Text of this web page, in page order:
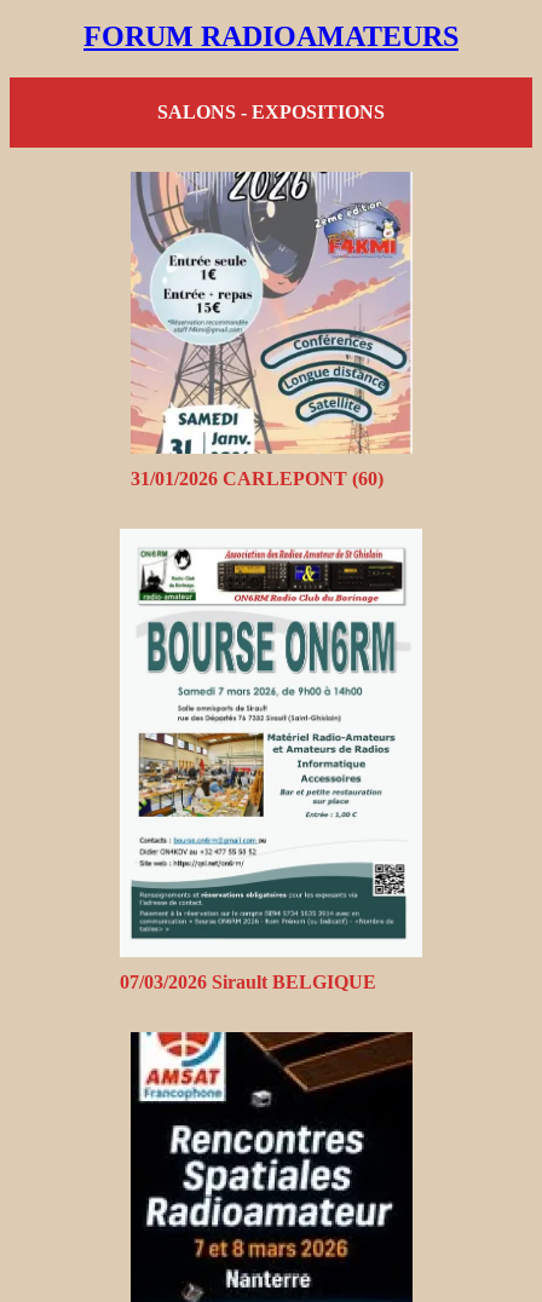
FORUM RADIOAMATEURS
SALONS - EXPOSITIONS
31/01/2026 CARLEPONT (60)
07/03/2026 Sirault BELGIQUE